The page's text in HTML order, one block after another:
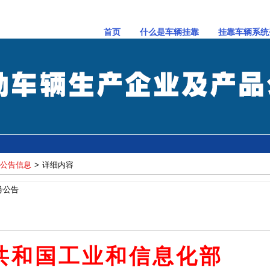
首页 什么是车辆挂靠 挂靠车辆系
告信息 > 详细内容
公告
和国工业和信息化部